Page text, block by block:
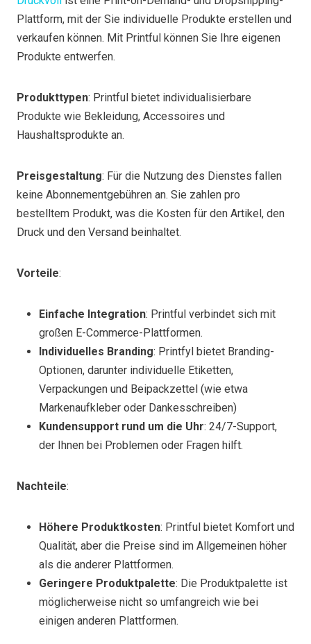
Plattform, mit der Sie individuelle Produkte erstellen und
verkaufen können. Mit Printful können Sie Ihre eigenen
Produkte entwerfen.
Produkttypen: Printful bietet individualisierbare
Produkte wie Bekleidung, Accessoires und
Haushaltsprodukte an.
Preisgestaltung: Für die Nutzung des Dienstes fallen
keine Abonnementgebühren an. Sie zahlen pro
bestelltem Produkt, was die Kosten für den Artikel, den
Druck und den Versand beinhaltet.
Vorteile:
Einfache Integration: Printful verbindet sich mit
großen E-Commerce-Plattformen.
Individuelles Branding: Printfyl bietet Branding-
Optionen, darunter individuelle Etiketten,
Verpackungen und Beipackzettel (wie etwa
Markenaufkleber oder Dankesschreiben)
Kundensupport rund um die Uhr: 24/7-Support,
der Ihnen bei Problemen oder Fragen hilft.
Nachteile:
Höhere Produktkosten: Printful bietet Komfort und
Qualität, aber die Preise sind im Allgemeinen höher
als die anderer Plattformen.
Geringere Produktpalette: Die Produktpalette ist
möglicherweise nicht so umfangreich wie bei
einigen anderen Plattformen.